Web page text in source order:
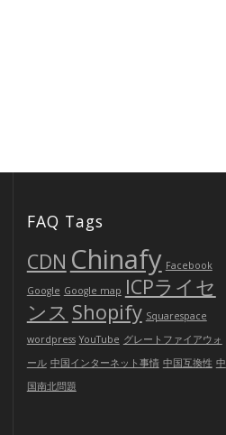
FAQ Tags
CDN Chinafy Facebook
Google Google map ICPライセ
ンス Shopify Squarespace
wordpress YouTube グレートファイアウォ
ール 中国インターネット事情 中国互換性 中
国南北問題